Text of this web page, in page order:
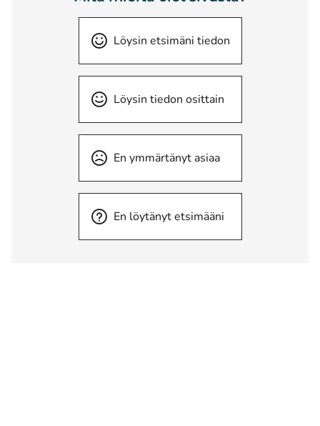
Löysin etsimäni tiedon
Löysin tiedon osittain
En ymmärtänyt asiaa
En löytänyt etsimääni